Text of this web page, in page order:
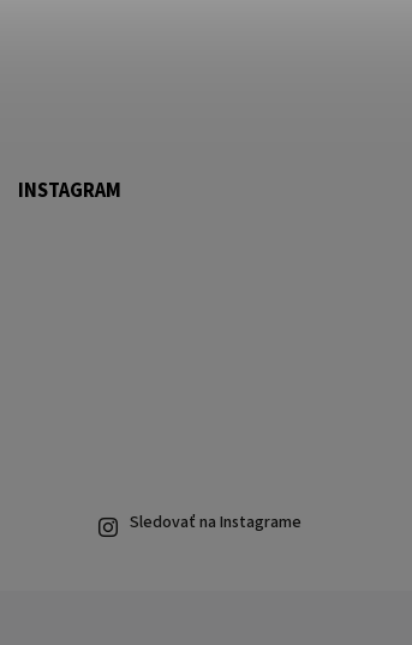
INSTAGRAM
Sledovať na Instagrame